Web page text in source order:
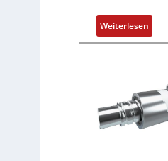
t
s
m
e
Weiterlesen:
D
g
e
b